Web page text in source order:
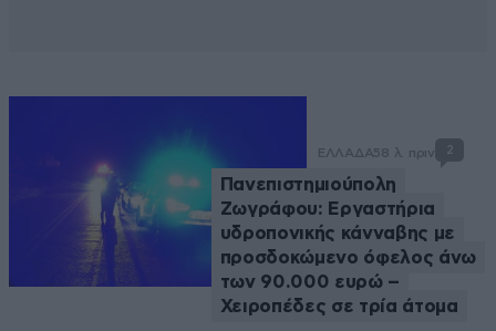
ΕΛΛΑΔΑ58 λ. πριν 2
Πανεπιστημιούπολη
Ζωγράφου: Εργαστήρια
υδροπονικής κάνναβης με
προσδοκώμενο όφελος άνω
των 90.000 ευρώ –
Χειροπέδες σε τρία άτομα